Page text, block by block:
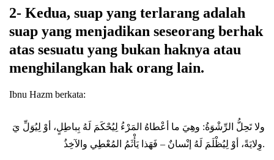
2- Kedua, suap yang terlarang adalah
suap yang menjadikan seseorang berhak
atas sesuatu yang bukan haknya atau
menghilangkan hak orang lain.
Ibnu Hazm berkata:
ولا تَحِلُّ الرِّشْوَةُ: وهِيَ ما أعْطاهُ المَرْءُ لِيُحْكَمَ لَهُ بِباطِلٍ، أوْ لِيُوَلِّ يَ
وِلايَةً، أوْ لِيُظْلَمَ لَهُ إنْسانٌ – فَهَذا يَأْثَمُ المُعْطِي والآخِذُ.